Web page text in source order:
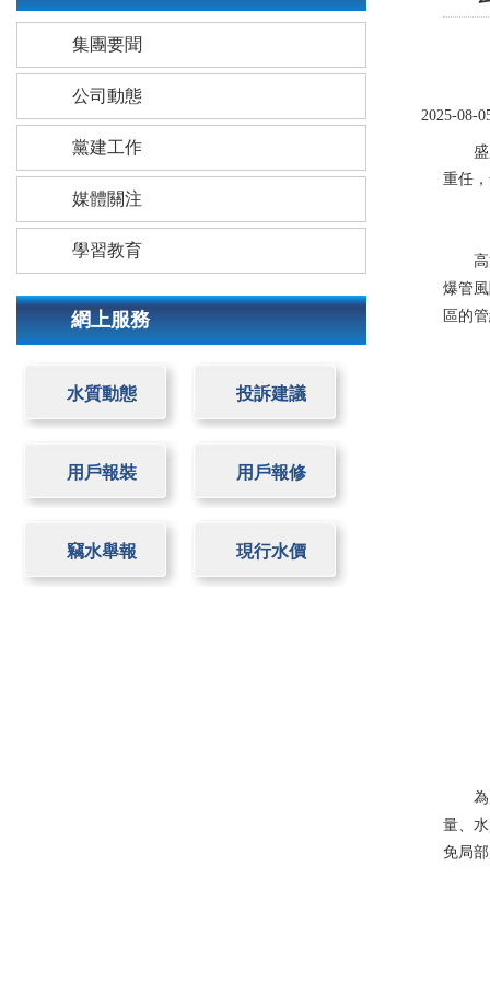
集團要聞
公司動態
黨建工作
媒體關注
學習教育
網上服務
水質動態 投訴建議
用戶報裝 用戶報修
竊水舉報 現行水價
2025-08-
盛夏
重任
高溫
爆管
區的
為應
量、
免局